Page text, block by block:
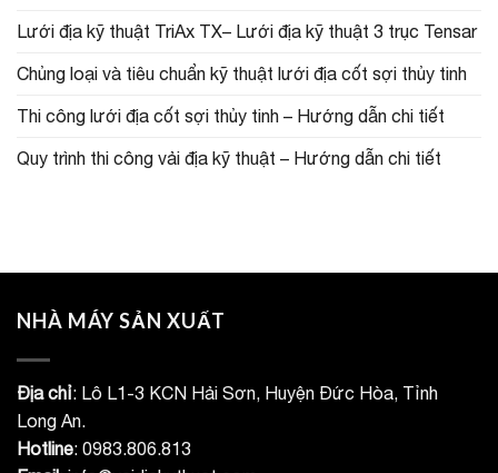
Lưới địa kỹ thuật TriAx TX– Lưới địa kỹ thuật 3 trục Tensar
Chủng loại và tiêu chuẩn kỹ thuật lưới địa cốt sợi thủy tinh
Thi công lưới địa cốt sợi thủy tinh – Hướng dẫn chi tiết
Quy trình thi công vải địa kỹ thuật – Hướng dẫn chi tiết
NHÀ MÁY SẢN XUẤT
Địa chỉ: Lô L1-3 KCN Hải Sơn, Huyện Đức Hòa, Tỉnh
Long An.
Hotline: 0983.806.813